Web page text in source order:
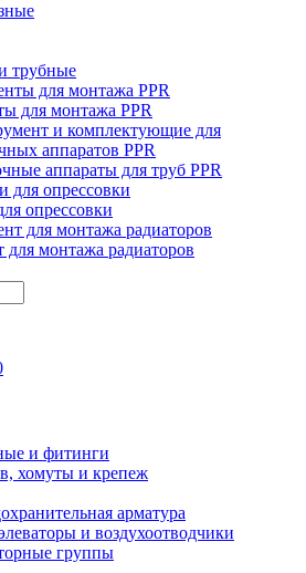
трубные
для монтажа PPR
и комплектующие для
аппаратов PPR
аппараты для труб PPR
опрессовки
для монтажа радиаторов
и фитинги
хомуты и крепеж
арматура
и воздухоотводчики
группы